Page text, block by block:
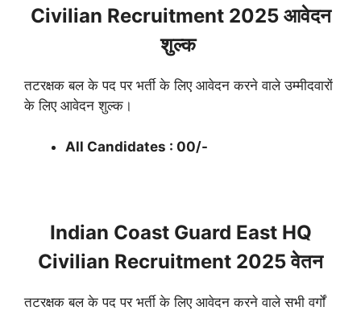
Civilian Recruitment 2025 आवेदन
शुल्क
तटरक्षक बल के पद पर भर्ती के लिए आवेदन करने वाले उम्मीदवारों
के लिए आवेदन शुल्क।
All Candidates : 00/-
Indian Coast Guard East HQ
Civilian Recruitment 2025 वेतन
तटरक्षक बल के पद पर भर्ती के लिए आवेदन करने वाले सभी वर्गों